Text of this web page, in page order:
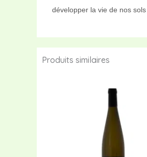
développer la vie de nos
Produits similaires